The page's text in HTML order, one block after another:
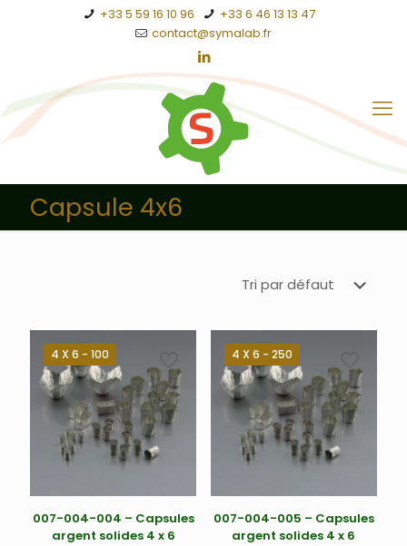
+33 5 59 16 10 96
+33 6 46 13 13 47
contact@symalab.fr
Capsule 4x6
4 X 6 - 100
007-004-004 – Capsules
argent solides 4 x 6
4 X 6 - 250
007-004-005 – Capsules
argent solides 4 x 6